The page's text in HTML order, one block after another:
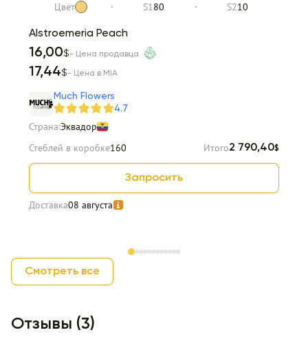
Цвет S180 S210
Alstroemeria Peach
16,00$- Цена продавца
17,44$- Цена в MIA
Much Flowers
4.7
Страна:Эквадор
Стеблей в коробке160 Итого2 790,40$
Запросить
Доставка08 августа
Item 1 of 12
Смотреть все
Отзывы (3)